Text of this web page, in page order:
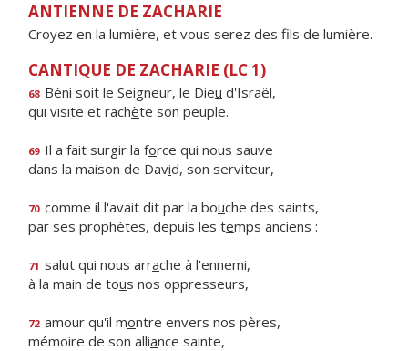
ANTIENNE DE ZACHARIE
Croyez en la lumière, et vous serez des fils de lumière.
CANTIQUE DE ZACHARIE (LC 1)
68 Béni soit le Seigneur, le Dieu d'Israël,
qui visite et rachète son peuple.
69 Il a fait surgir la force qui nous sauve
dans la maison de David, son serviteur,
70 comme il l'avait dit par la bouche des saints,
par ses prophètes, depuis les temps anciens :
71 salut qui nous arrache à l'ennemi,
à la main de tous nos oppresseurs,
72 amour qu'il montre envers nos pères,
mémoire de son alliance sainte,